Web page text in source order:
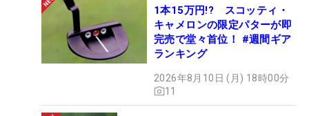
1本15万円!? スコッティ・
キャメロンの限定パターが即
完売で堂々首位！ #週間ギア
ランキング
2026年8月10日 (月) 18時00分
11